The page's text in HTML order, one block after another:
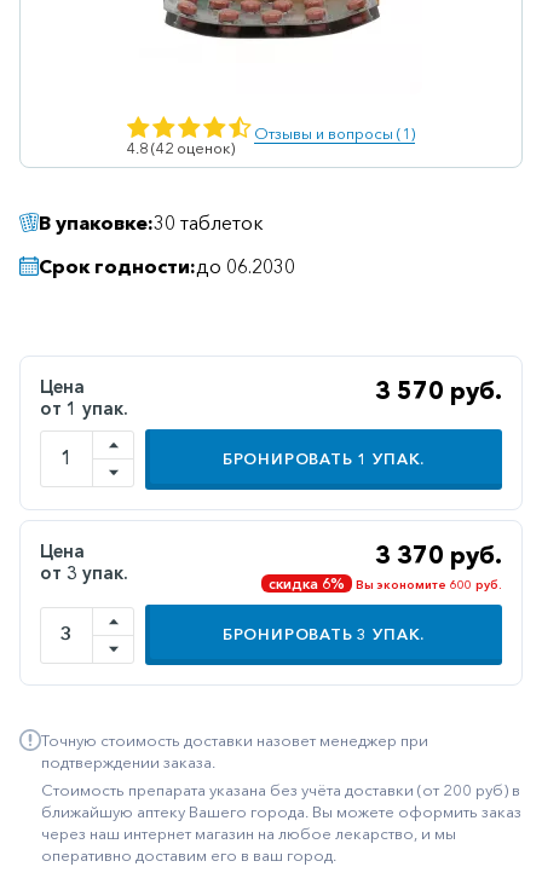
Ветеринарные
Гематологические
Гинекология
Гомеопатические
Диабетические
Желудочно-
кишечные
Иммунодепрессанты
Иммуностимуляторы
Климактерические
Метаболизм
Наружные
средства
Неврологические
4.8 (42 оценок)
Отзывы и вопросы (1)
В упаковке:30 таблеток
Срок годности:до 06.2030
Цена
от 1 упак.
3 570 руб.
БРОНИРОВАТЬ 1 УПАК.
Цена
от 3 упак.
3 370 руб.
скидка 6% Вы экономите 600 руб.
БРОНИРОВАТЬ3 УПАК.
Точную стоимость доставки назовет менеджер при
подтверждении заказа.
Стоимость препарата указана без учёта доставки (от 200 руб) в
ближайшую аптеку Вашего города. Вы можете оформить заказ
через наш интернет магазин на любое лекарство, и мы
оперативно доставим его в ваш город.